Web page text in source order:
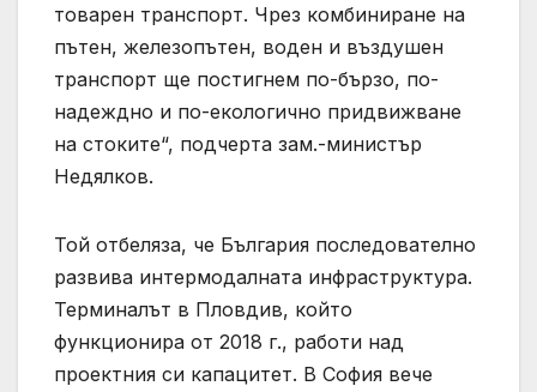
товарен транспорт. Чрез комбиниране на
пътен, железопътен, воден и въздушен
транспорт ще постигнем по-бързо, по-
надеждно и по-екологично придвижване
на стоките“, подчерта зам.-министър
Недялков.
Той отбеляза, че България последователно
развива интермодалната инфраструктура.
Терминалът в Пловдив, който
функционира от 2018 г., работи над
проектния си капацитет. В София вече